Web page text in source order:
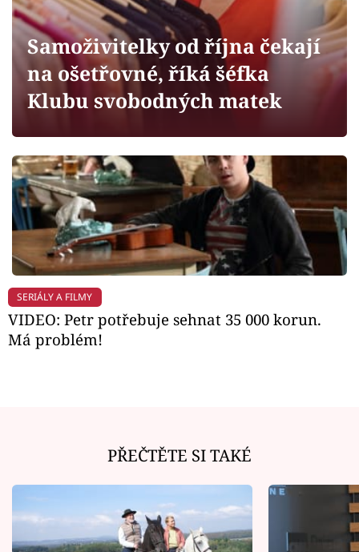
Sledujte prima+
Filmový festival Karlovy Vary
Mámy sobě
Přihlášení
Sledujte nás
Samoživitelky od října čekají
na ošetřovné, říká šéfka
Klubu svobodných matek
SERIÁLY A FILMY
VIDEO: Petr potřebuje sehnat 35 000 korun.
Má problém!
PŘEČTĚTE SI TAKÉ